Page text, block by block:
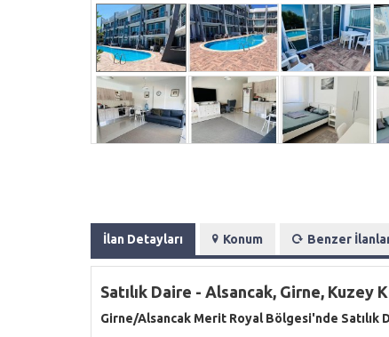
İlan Detayları Konum Benzer
Satılık Daire - Alsancak, Girne, Kuzey
Girne/Alsancak Merit Royal Bölgesi'nde Satılık